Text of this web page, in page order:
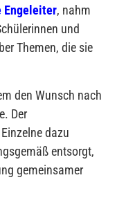
Engeleiter, nahm
und
Themen, die sie
den Wunsch nach
Der
dazu
entsorgt,
gemeinsamer